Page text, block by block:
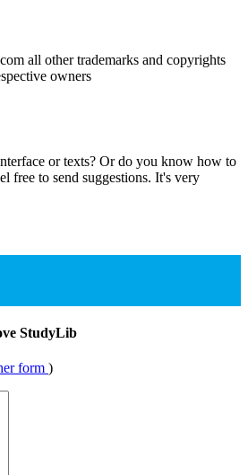
all other trademarks and copyrights
owners
or texts? Or do you know how to
free to send suggestions. It's very
StudyLib
form )